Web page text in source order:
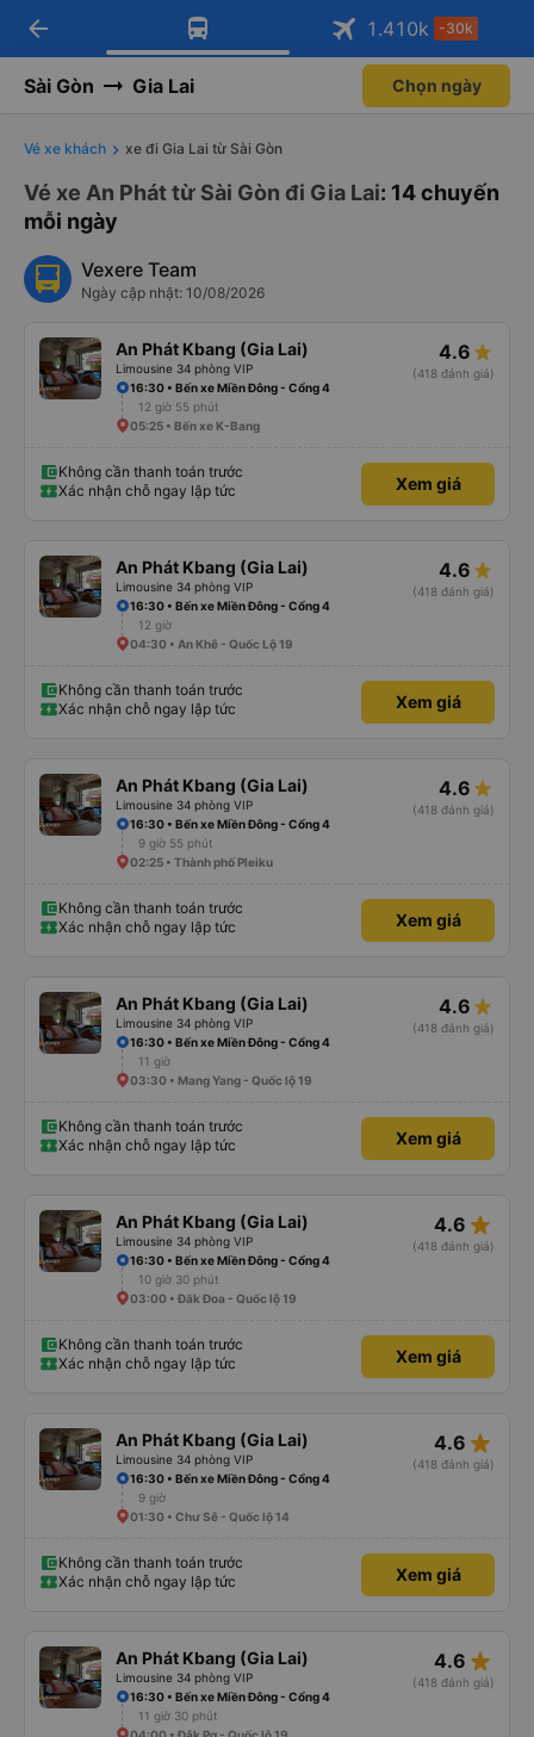
Tải app Vexere ngay!
Nhận ưu đãi thành viên độc
Mở app
Tải app Vexere
-30k/ghế khi đặt vé máy bay qua
Mở app
arrow_back 1.410k -30k
Sài Gòn Gia Lai Chọn ngày
Vé xe khách xe đi Gia Lai từ Sài Gòn
Vé xe An Phát từ Sài Gòn đi Gia Lai: 14 chuyến
mỗi ngày
Vexere Team
Ngày cập nhật: 10/08/2026
An Phát Kbang (Gia Lai)
Limousine 34 phòng VIP
4.6
(418 đánh giá)
16:30 • Bến xe Miền Đông - Cổng 4
12 giờ 55 phút
05:25 • Bến xe K-Bang
Không cần thanh toán trước
Xác nhận chỗ ngay lập tức
Xem giá
An Phát Kbang (Gia Lai)
Limousine 34 phòng VIP
4.6
(418 đánh giá)
16:30 • Bến xe Miền Đông - Cổng 4
12 giờ
04:30 • An Khê - Quốc Lộ 19
Không cần thanh toán trước
Xác nhận chỗ ngay lập tức
Xem giá
An Phát Kbang (Gia Lai)
Limousine 34 phòng VIP
4.6
(418 đánh giá)
16:30 • Bến xe Miền Đông - Cổng 4
9 giờ 55 phút
02:25 • Thành phố Pleiku
Không cần thanh toán trước
Xác nhận chỗ ngay lập tức
Xem giá
An Phát Kbang (Gia Lai)
Limousine 34 phòng VIP
4.6
(418 đánh giá)
16:30 • Bến xe Miền Đông - Cổng 4
11 giờ
03:30 • Mang Yang - Quốc lộ 19
Không cần thanh toán trước
Xác nhận chỗ ngay lập tức
Xem giá
An Phát Kbang (Gia Lai)
Limousine 34 phòng VIP
4.6 star_rate
(418 đánh giá)
16:30 • Bến xe Miền Đông - Cổng 4
10 giờ 30 phút
03:00 • Đăk Đoa - Quốc lộ 19
Không cần thanh toán trước
Xác nhận chỗ ngay lập tức
Xem giá
An Phát Kbang (Gia Lai)
Limousine 34 phòng VIP
4.6 star_rate
(418 đánh giá)
16:30 • Bến xe Miền Đông - Cổng 4
9 giờ
01:30 • Chư Sê - Quốc lộ 14
Không cần thanh toán trước
Xác nhận chỗ ngay lập tức
Xem giá
An Phát Kbang (Gia Lai)
Limousine 34 phòng VIP
4.6 star_rate
(418 đánh giá)
16:30 • Bến xe Miền Đông - Cổng 4
11 giờ 30 phút